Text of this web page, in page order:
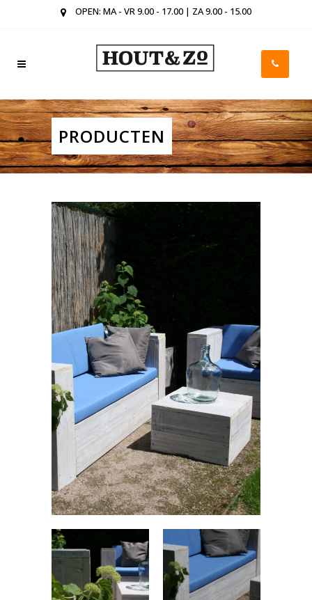
OPEN: MA - VR 9.00 - 17.00 | ZA 9.00 - 15.00
PRODUCTEN